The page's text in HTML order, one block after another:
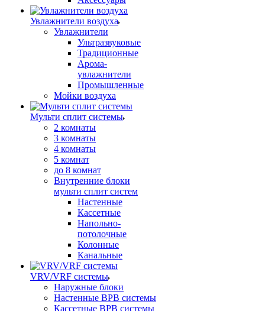
Увлажнители воздуха
Увлажнители
Ультразвуковые
Традиционные
Арома-
увлажнители
Промышленные
Мойки воздуха
Мульти сплит системы
2 комнаты
3 комнаты
4 комнаты
5 комнат
до 8 комнат
Внутренние блоки
мульти сплит систем
Настенные
Кассетные
Напольно-
потолочные
Колонные
Канальные
VRV/VRF системы
Наружные блоки
Настенные ВРВ системы
Кассетные ВРВ системы